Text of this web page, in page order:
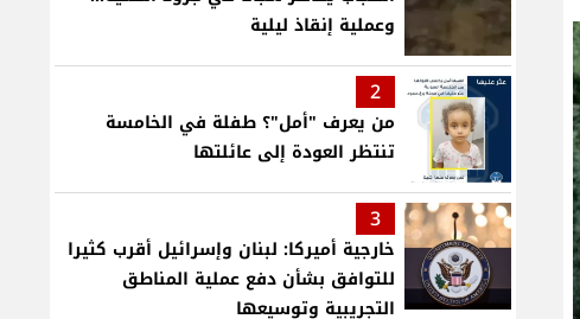
وعملية إنقاذ ليلية
2
من يعرف "أمل"؟ طفلة في الخامسة
تنتظر العودة إلى عائلتها
3
خارجية أميركا: لبنان وإسرائيل أقرب كثيرا
للتوافق بشأن دفع عملية المناطق
التجريبية وتوسيعها